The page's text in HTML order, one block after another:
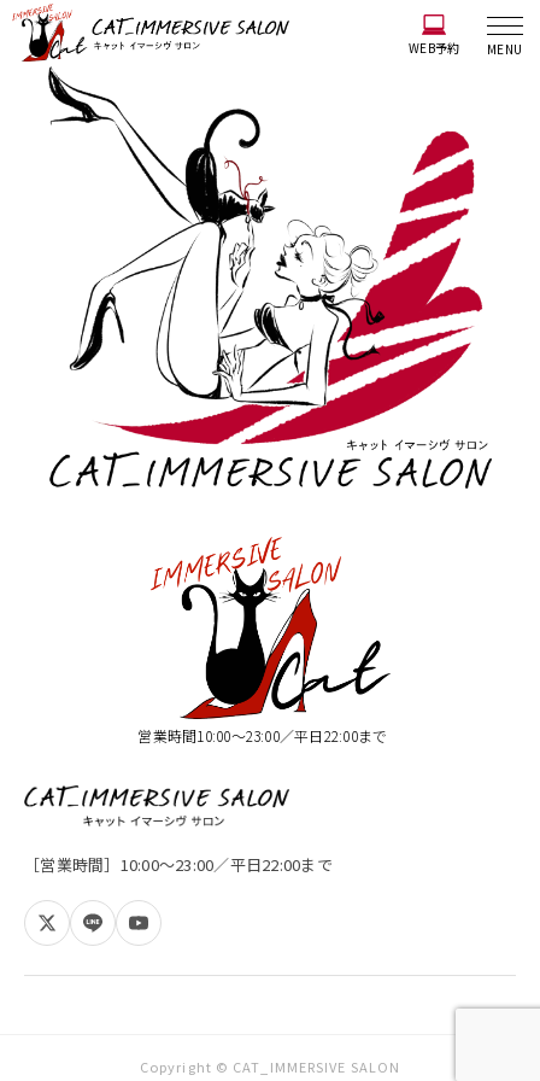
WEB予約 MENU
営業時間10:00〜23:00／平日22:00まで
［営業時間］10:00〜23:00／平日22:00まで
Copyright © CAT_IMMERSIVE SALON